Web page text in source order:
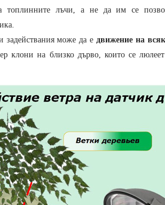
топлинните лъчи, а не да им се
задействания може да е движение на
клони на близко дърво, които се